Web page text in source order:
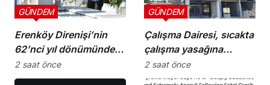
Erenköy Direnişi’nin
62’nci yıl dönümünde
şehitler törenle anıldı
GÜNDEM
2 saat önce
Çalışma Dairesi, sıcakta
çalışma yasağına
uymayan 19 iş yerine
uyarı verdi
GÜNDEM
2 saat önce